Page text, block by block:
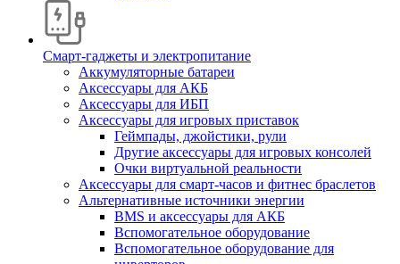
Смарт-гаджеты и электропитание
Аккумуляторные батареи
Аксессуары для АКБ
Аксессуары для ИБП
Аксессуары для игровых приставок
Геймпады, джойстики, рули
Другие аксессуары для игровых консолей
Очки виртуальной реальности
Аксессуары для смарт-часов и фитнес браслетов
Альтернативные источники энергии
BMS и аксессуары для АКБ
Вспомогательное оборудование
Вспомогательное оборудование для